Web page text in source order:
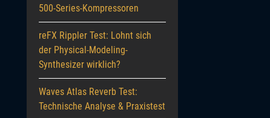
500-Series-Kompressoren
reFX Rippler Test: Lohnt sich
der Physical-Modeling-
Synthesizer wirklich?
Waves Atlas Reverb Test:
Technische Analyse & Praxistest